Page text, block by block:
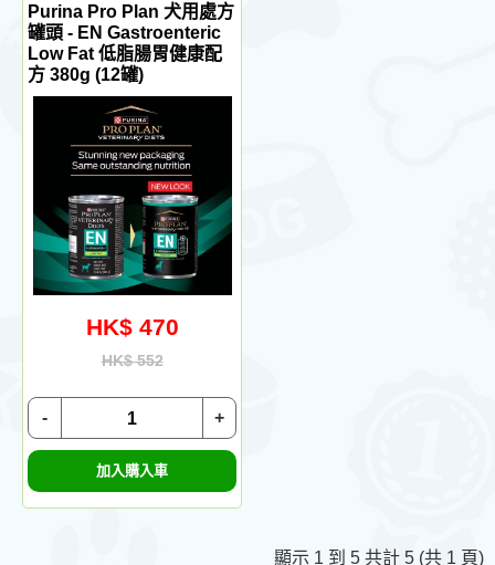
Purina Pro Plan 犬用處方
罐頭 - EN Gastroenteric
Low Fat 低脂腸胃健康配
方 380g (12罐)
HK$ 470
HK$ 552
+
-
加入購入車
顯示 1 到 5 共計 5 (共 1 頁)